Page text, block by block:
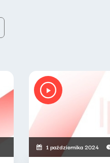
1 października 2024